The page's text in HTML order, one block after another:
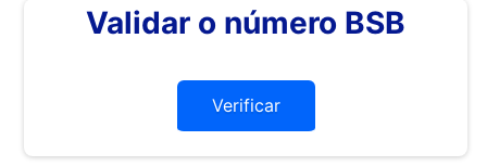
Validar o número BSB
Verificar